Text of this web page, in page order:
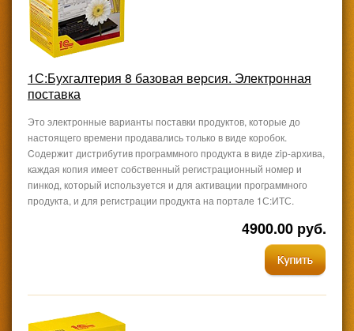
1С:Бухгалтерия 8 базовая версия. Электронная
поставка
Это электронные варианты поставки продуктов, которые до
настоящего времени продавались только в виде коробок.
Cодержит дистрибутив программного продукта в виде zip-архива,
каждая копия имеет собственный регистрационный номер и
пинкод, который используется и для активации программного
продукта, и для регистрации продукта на портале 1С:ИТС.
4900.00 руб.